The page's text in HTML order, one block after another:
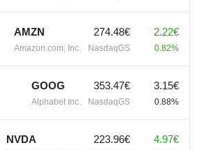
AMZN
Amazon.com, Inc.
274.48€
NasdaqGS
2.22€
0.82%
GOOG
Alphabet Inc.
353.47€
NasdaqGS
3.15€
0.88%
NVDA 223.96€ 4.97€